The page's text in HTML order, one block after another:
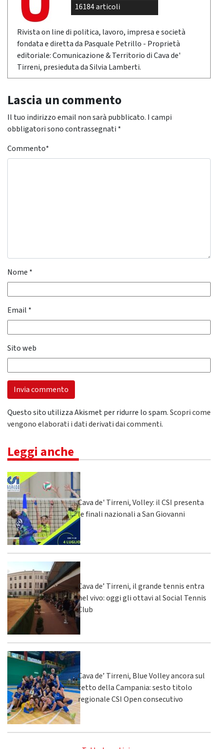
16184 articoli
Rivista on line di politica, lavoro, impresa e società
fondata e diretta da Pasquale Petrillo - Proprietà
editoriale: Comunicazione & Territorio di Cava de'
Tirreni, presieduta da Silvia Lamberti.
Lascia un commento
Il tuo indirizzo email non sarà pubblicato. I campi
obbligatori sono contrassegnati *
Commento*
Nome *
Email *
Sito web
Questo sito utilizza Akismet per ridurre lo spam.Scopri come
vengono elaborati i dati derivati dai commenti.
Leggi anche
Cava de' Tirreni, Volley: il CSI presenta
le finali nazionali a San Giovanni
Cava de’ Tirreni, il grande tennis entra
nel vivo: oggi gli ottavi al Social Tennis
Club
Cava de’ Tirreni, Blue Volley ancora sul
tetto della Campania: sesto titolo
regionale CSI Open consecutivo